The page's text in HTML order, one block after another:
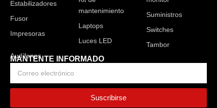
Estabilizadores
Fusor
Impresoras
mantenimiento
Laptops
Luces LED
Suministros
Switches
Tambor
MANTENTE INFORMADO
Suscribirse